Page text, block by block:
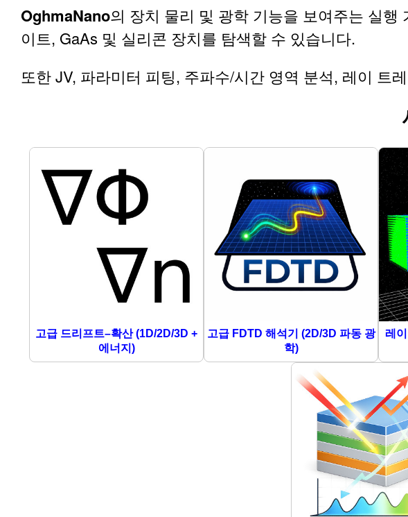
OghmaNano의 장치 물리 및 광학 기능을 보여주는 실
이트, GaAs 및 실리콘 장치를 탐색할 수 있습니다.
또한 JV, 파라미터 피팅, 주파수/시간 영역 분석, 레이 트
고급 드리프트–확산 (1D/2D/3D +
에너지)
고급 FDTD 해석기 (2D/3D 파동 광
학)
레